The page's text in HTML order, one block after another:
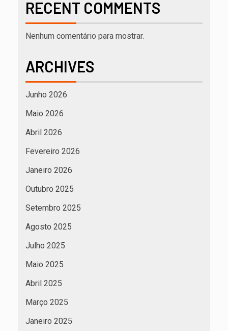
RECENT COMMENTS
Nenhum comentário para mostrar.
ARCHIVES
Junho 2026
Maio 2026
Abril 2026
Fevereiro 2026
Janeiro 2026
Outubro 2025
Setembro 2025
Agosto 2025
Julho 2025
Maio 2025
Abril 2025
Março 2025
Janeiro 2025